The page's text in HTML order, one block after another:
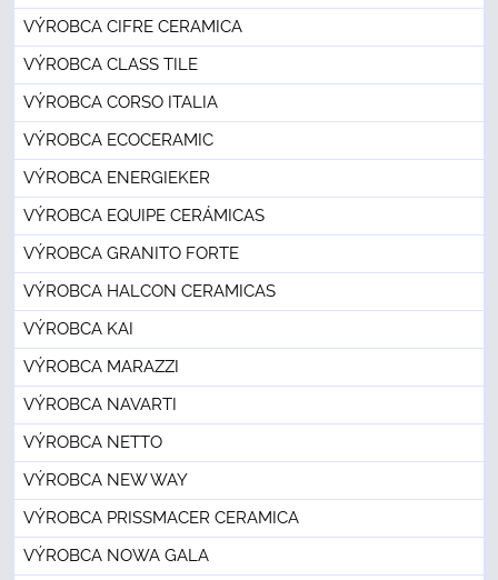
VÝROBCA CIFRE CERAMICA
VÝROBCA CLASS TILE
VÝROBCA CORSO ITALIA
VÝROBCA ECOCERAMIC
VÝROBCA ENERGIEKER
VÝROBCA EQUIPE CERÁMICAS
VÝROBCA GRANITO FORTE
VÝROBCA HALCON CERAMICAS
VÝROBCA KAI
VÝROBCA MARAZZI
VÝROBCA NAVARTI
VÝROBCA NETTO
VÝROBCA NEW WAY
VÝROBCA PRISSMACER CERAMICA
VÝROBCA NOWA GALA